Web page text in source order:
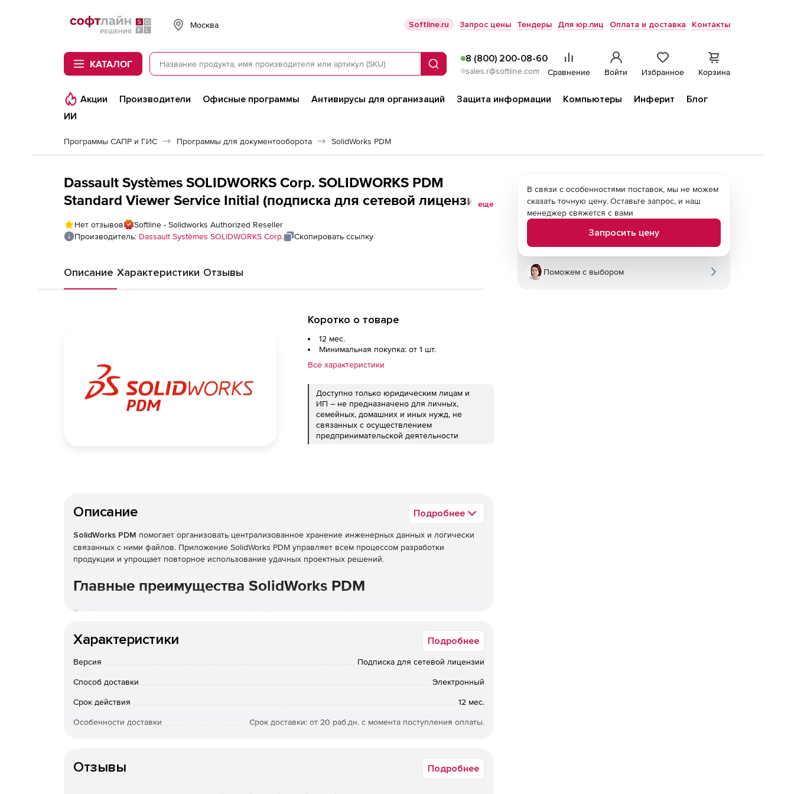
Softline
Москва Softline.ru Запрос цены Тендеры Для юр.лиц Оплата и доставка Контакты
КАТАЛОГ Поиск
8 (800) 200-08-60
sales.r@softline.com Сравнение Войти Избранное Корзина
Акции Производители Офисные программы Антивирусы для организаций Защита информации Компьютеры Инферит
Блог
ИИ
Программы САПР и ГИС Программы для документооборота SolidWorks PDM
Dassault Systèmes SOLIDWORKS Corp. SOLIDWORKS PDM
Standard Viewer Service Initial (подписка для сетевой лицензии
), на 1 год
еще
Нет отзывов
Softline - Solidworks Authorized Reseller
Производитель: Dassault Systèmes SOLIDWORKS Corp. Скопировать ссылку
Описание Характеристики Отзывы
Коротко о товаре
12 мес.
Минимальная покупка: от 1 шт.
Все характеристики
Доступно только юридическим лицам и
ИП – не предназначено для личных,
семейных, домашних и иных нужд, не
связанных с осуществлением
предпринимательской деятельности
Описание Подробнее
SolidWorks PDM помогает организовать централизованное хранение инженерных данных и логически
связанных с ними файлов. Приложение SolidWorks PDM управляет всем процессом разработки
продукции и упрощает повторное использование удачных проектных решений.
Главные преимущества SolidWorks PDM
Защищенное хранилище с возможностью быстрого получения информации.
Управление версиями для исключения риска потери данных.
Встроенные рабочие процессы для автоматизации процедур проектирования, утверждения
Быстрота внедрения по сравнению с другими PDM- решениями.
Характеристики Подробнее
Версия Подписка для сетевой лицензии
Способ доставки Электронный
Срок действия 12 мес.
Особенности доставки Срок доставки: от 20 раб.дн. с момента поступления оплаты.
Отзывы Подробнее
В связи с особенностями поставок, мы не можем
сказать точную цену. Оставьте запрос, и наш
менеджер свяжется с вами
Запросить цену
Поможем с выбором